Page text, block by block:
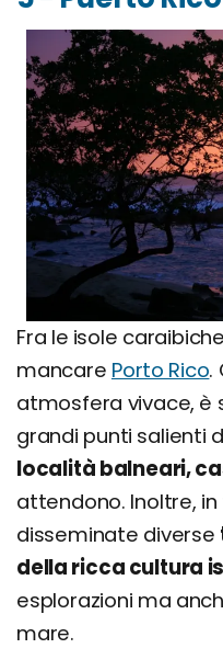
Fra le isole
mancare Porto Rico.
atmosfera vivace, è
grandi punti salienti
località balneari,
attendono. Inoltre,
disseminate diverse
della ricca cultura
esplorazioni ma
mare.